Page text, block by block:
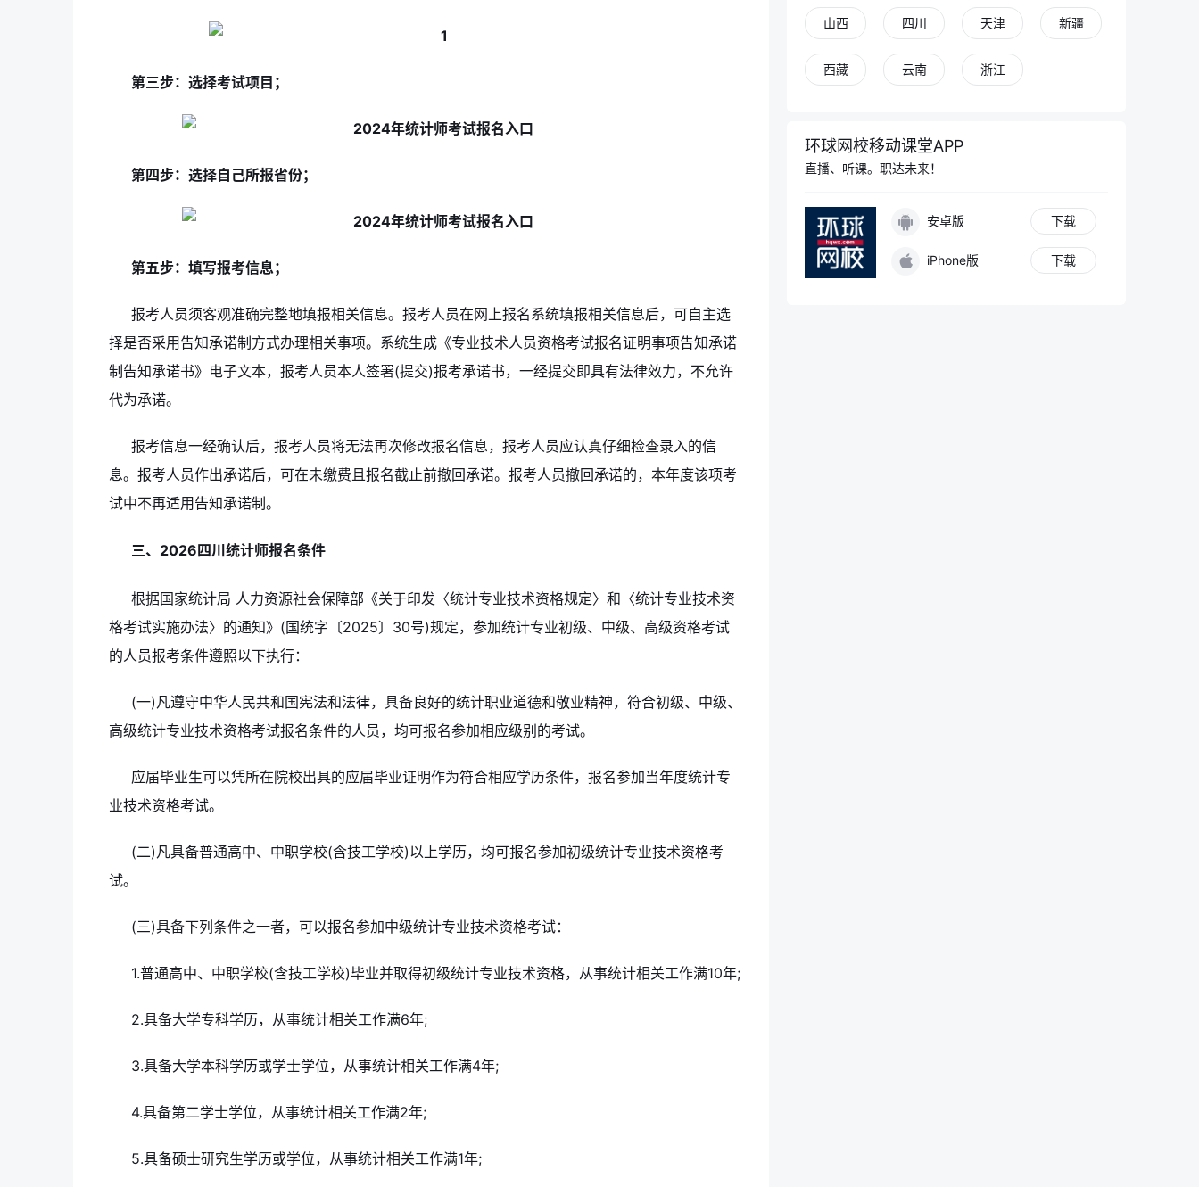
第三步：选择考试项目；
第四步：选择自己所报省份；
第五步：填写报考信息；
报考人员须客观准确完整地填报相关信息。报考人员在网上报名系统填报相关信息后，可自主选
择是否采用告知承诺制方式办理相关事项。系统生成《专业技术人员资格考试报名证明事项告知承诺
制告知承诺书》电子文本，报考人员本人签署(提交)报考承诺书，一经提交即具有法律效力，不允许
代为承诺。
报考信息一经确认后，报考人员将无法再次修改报名信息，报考人员应认真仔细检查录入的信
息。报考人员作出承诺后，可在未缴费且报名截止前撤回承诺。报考人员撤回承诺的，本年度该项考
试中不再适用告知承诺制。
三、2026四川统计师报名条件
根据国家统计局 人力资源社会保障部《关于印发〈统计专业技术资格规定〉和〈统计专业技术资
格考试实施办法〉的通知》(国统字〔2025〕30号)规定，参加统计专业初级、中级、高级资格考试
的人员报考条件遵照以下执行：
(一)凡遵守中华人民共和国宪法和法律，具备良好的统计职业道德和敬业精神，符合初级、中级、
高级统计专业技术资格考试报名条件的人员，均可报名参加相应级别的考试。
应届毕业生可以凭所在院校出具的应届毕业证明作为符合相应学历条件，报名参加当年度统计专
业技术资格考试。
(二)凡具备普通高中、中职学校(含技工学校)以上学历，均可报名参加初级统计专业技术资格考
试。
(三)具备下列条件之一者，可以报名参加中级统计专业技术资格考试：
1.普通高中、中职学校(含技工学校)毕业并取得初级统计专业技术资格，从事统计相关工作满10年;
2.具备大学专科学历，从事统计相关工作满6年;
3.具备大学本科学历或学士学位，从事统计相关工作满4年;
4.具备第二学士学位，从事统计相关工作满2年;
5.具备硕士研究生学历或学位，从事统计相关工作满1年;
山西 四川 天津 新疆
西藏 云南 浙江
环球网校移动课堂APP
直播、听课。职达未来！
安卓版 下载
iPhone版 下载